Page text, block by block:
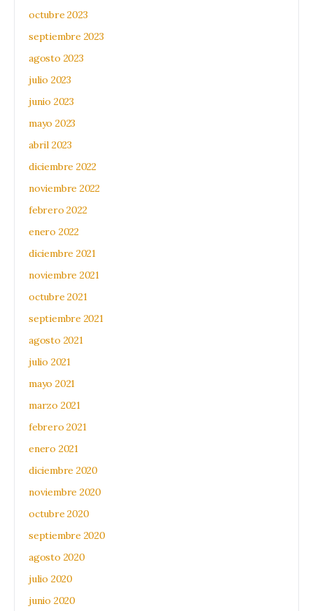
octubre 2023
septiembre 2023
agosto 2023
julio 2023
junio 2023
mayo 2023
abril 2023
diciembre 2022
noviembre 2022
febrero 2022
enero 2022
diciembre 2021
noviembre 2021
octubre 2021
septiembre 2021
agosto 2021
julio 2021
mayo 2021
marzo 2021
febrero 2021
enero 2021
diciembre 2020
noviembre 2020
octubre 2020
septiembre 2020
agosto 2020
julio 2020
junio 2020